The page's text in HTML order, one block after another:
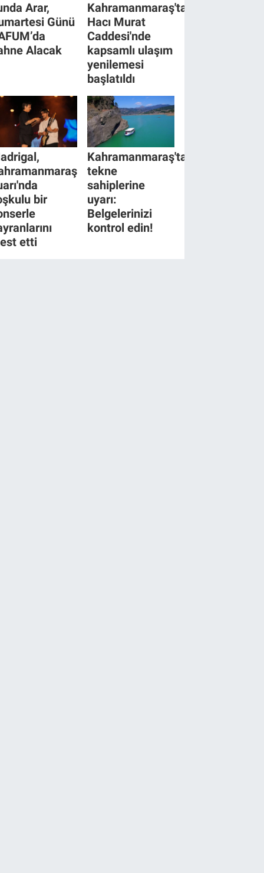
Arar,
Günü
Alacak
Kahramanmaraş'ta
Hacı Murat
Caddesi'nde
kapsamlı ulaşım
yenilemesi
başlatıldı
bir
etti
Kahramanmaraş'tan
tekne
sahiplerine
uyarı:
Belgelerinizi
kontrol edin!